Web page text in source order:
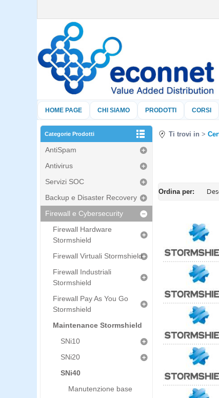
HOME PAGE CHI SIAMO PRODOTTI CORSI
Categorie Prodotti
AntiSpam
Antivirus
Servizi SOC
Backup e Disaster Recovery
Firewall e Cybersecurity
Firewall Hardware
Stormshield
Firewall Virtuali Stormshield
Firewall Industriali
Stormshield
Firewall Pay As You Go
Stormshield
Maintenance Stormshield
SNi10
SNi20
SNi40
Manutenzione base
Ti trovi in
Ordina per: